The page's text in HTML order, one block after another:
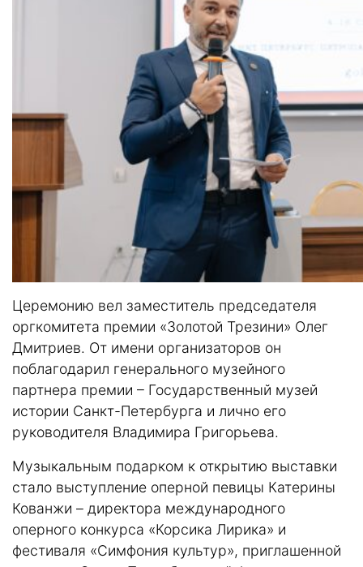
Церемонию вел заместитель председателя
оргкомитета премии «Золотой Трезини» Олег
Дмитриев. От имени организаторов он
поблагодарил генерального музейного
партнера премии – Государственный музей
истории Санкт-Петербурга и лично его
руководителя Владимира Григорьева.
Музыкальным подарком к открытию выставки
стало выступление оперной певицы Катерины
Кованжи – директора международного
оперного конкурса «Корсика Лирика» и
фестиваля «Симфония культур», приглашенной